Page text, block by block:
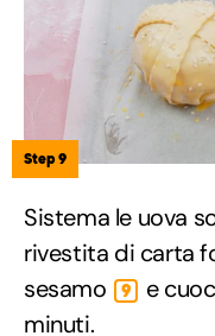
Step 9
Sistema le uova
rivestita di carta
sesamo
9
e
minuti.